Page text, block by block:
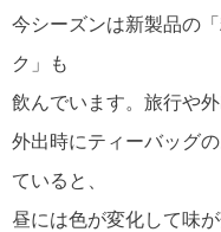
今シーズンは新製品の
ク」も
飲んでいます。旅行や
外出時にティーバッグ
ていると、
昼には色が変化して味